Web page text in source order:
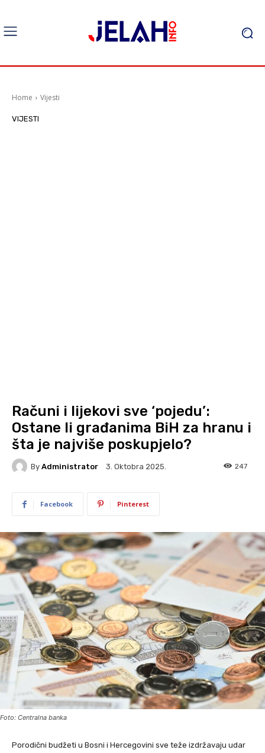
Home Vijesti
VIJESTI
Računi i lijekovi sve ‘pojedu’:
Ostane li građanima BiH za hranu i
šta je najviše poskupjelo?
By Administrator 3. Oktobra 2025. 247
Facebook Pinterest
Foto: Centralna banka
Porodični budžeti u Bosni i Hercegovini sve teže izdržavaju udar